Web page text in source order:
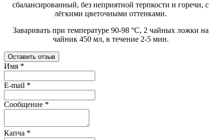
сбалансированный, без неприятной терпкости и горечи, с
лёгкими цветочными оттенками.
Заваривать при температуре 90-98 °C, 2 чайных ложки на
чайник 450 мл, в течение 2-5 мин.
Оставить отзыв
Имя *
E-mail *
Сообщение *
Капча *